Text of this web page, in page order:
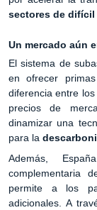
sectores de
Un mercado aún
El sistema de
en ofrecer
diferencia entre
precios de
dinamizar una
para la
Además,
complementaria
permite a los
adicionales. A